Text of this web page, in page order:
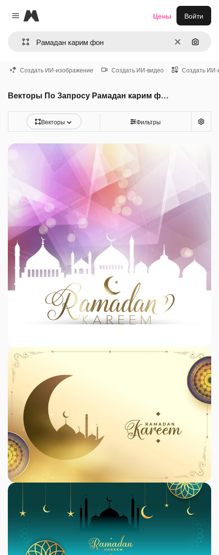
Close menu
Magnific
ОчиститьПоиск
Цены Войти
Создать ИИ-изображение Создать ИИ-видео Создать ИИ-
Векторы По Запросу Рамадан карим фон
Векторы Фильтры